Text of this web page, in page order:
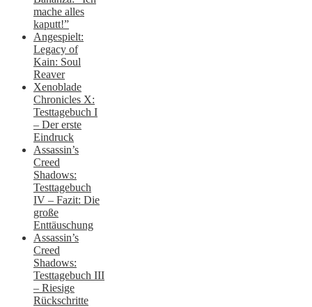
mache alles
kaputt!”
Angespielt:
Legacy of
Kain: Soul
Reaver
Xenoblade
Chronicles X:
Testtagebuch I
– Der erste
Eindruck
Assassin’s
Creed
Shadows:
Testtagebuch
IV – Fazit: Die
große
Enttäuschung
Assassin’s
Creed
Shadows:
Testtagebuch III
– Riesige
Rückschritte